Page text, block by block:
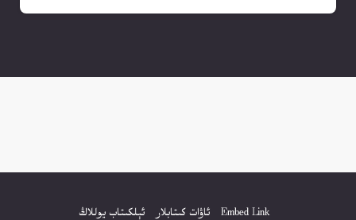
Embed Link ئاۋات كىتابلار ئېلكىتاب يوللاڭ